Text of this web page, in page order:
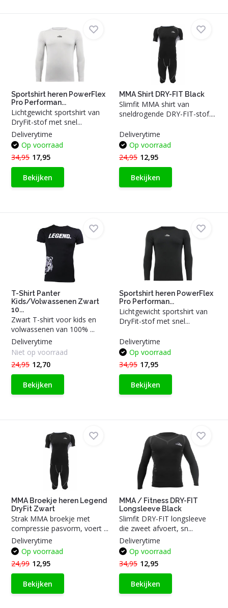
Sportshirt heren PowerFlex
Pro Performan...
Lichtgewicht sportshirt van
DryFit-stof met snel...
Deliverytime
Op voorraad
34,95 17,95
Bekijken
MMA Shirt DRY-FIT Black
Slimfit MMA shirt van
sneldrogende DRY-FIT-stof....
Deliverytime
Op voorraad
24,95 12,95
Bekijken
T-Shirt Panter
Kids/Volwassenen Zwart
10...
Zwart T-shirt voor kids en
volwassenen van 100% ...
Deliverytime
Niet op voorraad
24,95 12,70
Bekijken
Sportshirt heren PowerFlex
Pro Performan...
Lichtgewicht sportshirt van
DryFit-stof met snel...
Deliverytime
Op voorraad
34,95 17,95
Bekijken
MMA Broekje heren Legend
DryFit Zwart
Strak MMA broekje met
compressie pasvorm, voert ...
Deliverytime
Op voorraad
24,99 12,95
Bekijken
MMA / Fitness DRY-FIT
Longsleeve Black
Slimfit DRY-FIT longsleeve
die zweet afvoert, sn...
Deliverytime
Op voorraad
34,95 12,95
Bekijken